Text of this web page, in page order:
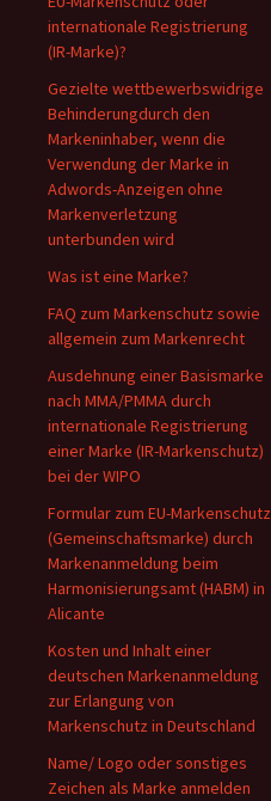
internationale Registrierung
(IR-Marke)?
Gezielte wettbewerbswidrige
Behinderungdurch den
Markeninhaber, wenn die
Verwendung der Marke in
Adwords-Anzeigen ohne
Markenverletzung
unterbunden wird
Was ist eine Marke?
FAQ zum Markenschutz sowie
allgemein zum Markenrecht
Ausdehnung einer Basismarke
nach MMA/PMMA durch
internationale Registrierung
einer Marke (IR-Markenschutz)
bei der WIPO
Formular zum EU-Markenschutz
(Gemeinschaftsmarke) durch
Markenanmeldung beim
Harmonisierungsamt (HABM) in
Alicante
Kosten und Inhalt einer
deutschen Markenanmeldung
zur Erlangung von
Markenschutz in Deutschland
Name/ Logo oder sonstiges
Zeichen als Marke anmelden